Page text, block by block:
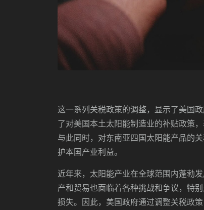
这一系列关税政策的调整，显示了美国
了对美国本土太阳能制造业的补贴政策
与此同时，对东南亚四国太阳能产品的
护本国产业利益。
近年来，太阳能产业在全球范围内蓬勃
产和贸易也面临着各种挑战和争议，特
损失。因此，美国政府通过调整关税政